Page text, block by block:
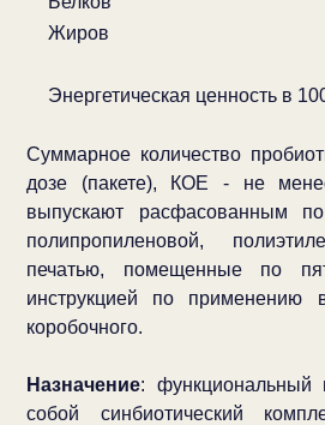
Жиров
Энергетическая ценность в
Суммарное количество
дозе (пакете), КОЕ - не
выпускают расфасованным
полипропиленовой,
печатью, помещенные по
инструкцией по применению
коробочного.
Назначение: функциональный
собой синбиотический